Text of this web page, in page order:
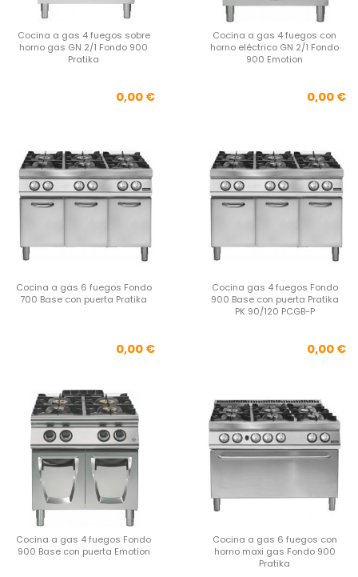
Cocina a gas 4 fuegos sobre
horno gas GN 2/1 Fondo 900
Pratika
Precio
0,00 €
Cocina a gas 4 fuegos con
horno eléctrico GN 2/1 Fondo
900 Emotion
0,00 €
Cocina a gas 6 fuegos Fondo
700 Base con puerta Pratika
Precio
0,00 €
Cocina gas 4 fuegos Fondo
900 Base con puerta Pratika
PK 90/120 PCGB-P
0,00 €
Cocina a gas 4 fuegos Fondo
900 Base con puerta Emotion
Cocina a gas 6 fuegos con
horno maxi gas Fondo 900
Pratika